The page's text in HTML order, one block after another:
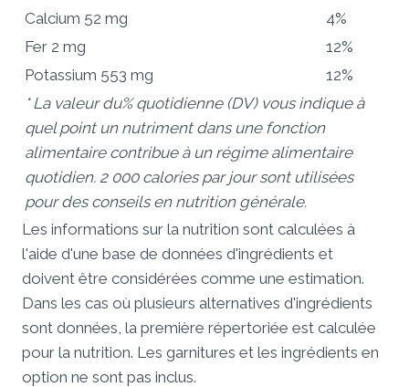
Calcium 52 mg
4%
Fer 2 mg
12%
Potassium 553 mg
12%
* La valeur du% quotidienne (DV) vous indique à
quel point un nutriment dans une fonction
alimentaire contribue à un régime alimentaire
quotidien. 2 000 calories par jour sont utilisées
pour des conseils en nutrition générale.
Les informations sur la nutrition sont calculées à
l'aide d'une base de données d'ingrédients et
doivent être considérées comme une estimation.
Dans les cas où plusieurs alternatives d'ingrédients
sont données, la première répertoriée est calculée
pour la nutrition. Les garnitures et les ingrédients en
option ne sont pas inclus.